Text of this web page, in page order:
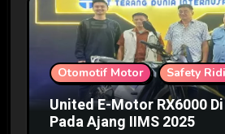
Otomotif Motor Safety
United E-Motor RX6000
Pada Ajang IIMS 2025